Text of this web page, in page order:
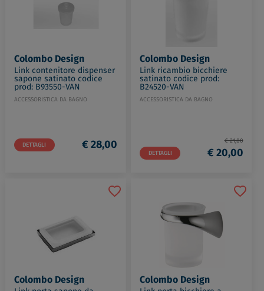
Colombo Design
Link contenitore dispenser
sapone satinato codice
prod: B93550-VAN
ACCESSORISTICA DA BAGNO
DETTAGLI € 28,00
Colombo Design
Link ricambio bicchiere
satinato codice prod:
B24520-VAN
ACCESSORISTICA DA BAGNO
DETTAGLI
€ 21,00
€ 20,00
Colombo Design Colombo Design